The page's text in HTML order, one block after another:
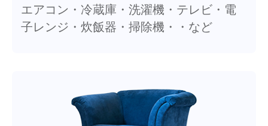
エアコン・冷蔵庫・洗濯機・テレビ・電
子レンジ・炊飯器・掃除機・・など